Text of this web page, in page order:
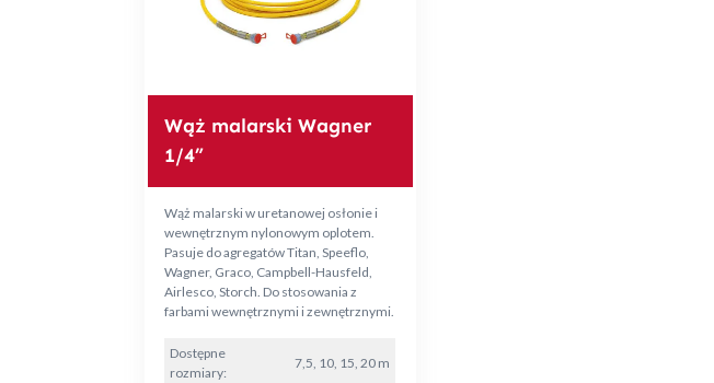
Wąż malarski Wagner
1/4”
Wąż malarski w uretanowej osłonie i
wewnętrznym nylonowym oplotem.
Pasuje do agregatów Titan, Speeflo,
Wagner, Graco, Campbell-Hausfeld,
Airlesco, Storch. Do stosowania z
farbami wewnętrznymi i zewnętrznymi.
Dostępne
rozmiary:
7,5, 10, 15, 20 m